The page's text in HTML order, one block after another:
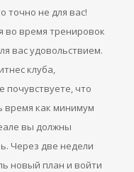
точно не для вас!
во время тренировок
вас удовольствием.
клуба,
почувствуете, что
время как минимум
вы должны
Через две недели
новый план и войти